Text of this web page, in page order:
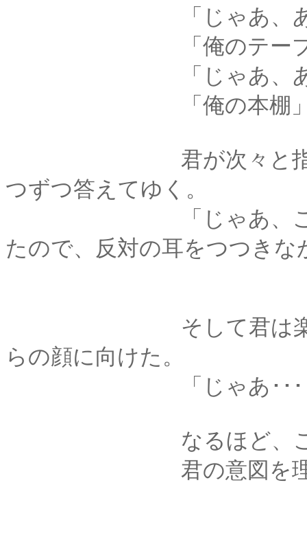
「じゃあ、あれ
「俺のテーブ
「じゃあ、あれ
「俺の本棚
君が次々と指差して
つずつ答えてゆく。
「じゃあ、この子は
たので、反対の耳をつつき
そして君は楽しげに
らの顔に向けた。
「じゃあ･･････
なるほど、これを言
君の意図を理解して